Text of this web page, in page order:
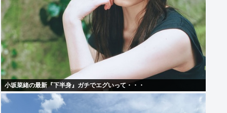
小坂菜緒の最新『下半身』ガチでエグいって・・・